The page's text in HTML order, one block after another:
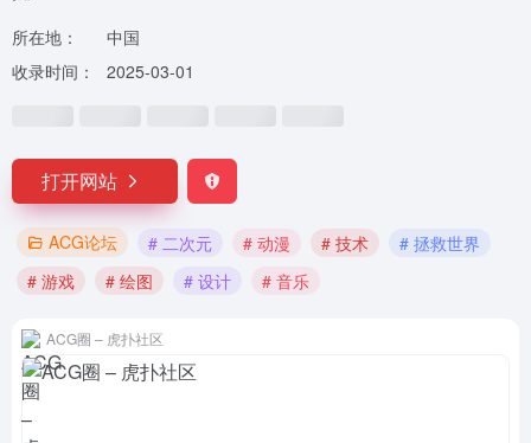
所在地：
中国
收录时间：
2025-03-01
打开网站
ACG论坛 # 二次元 # 动漫 # 技术
# 拯救世界
# 游戏
# 绘图 # 设计 # 音乐
ACG圈 – 虎扑社区